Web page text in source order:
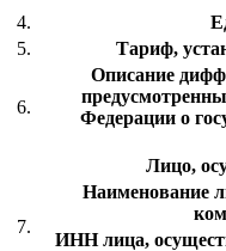
4.
5.
Тариф,
6.
Описание
Федерации о
7.
Лицо,
Наименование
ИНН лица,